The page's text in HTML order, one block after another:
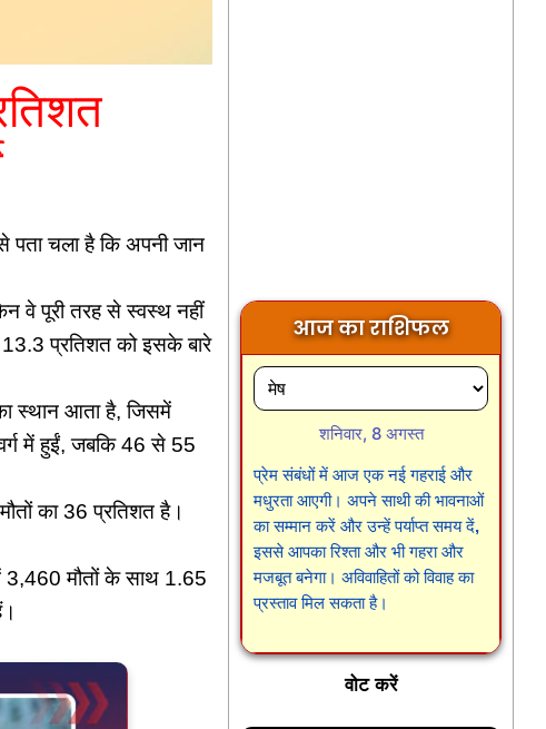
पता चला है कि अपनी जान
वे पूरी तरह से स्वस्थ नहीं
13.3 प्रतिशत को इसके बारे
स्थान आता है, जिसमें
में हुईं, जबकि 46 से 55
का 36 प्रतिशत है।
3,460 मौतों के साथ 1.65
आज का राशिफल
शनिवार, 8 अगस्त
प्रेम संबंधों में आज एक नई गहराई और
मधुरता आएगी। अपने साथी की भावनाओं
का सम्मान करें और उन्हें पर्याप्त समय दें,
इससे आपका रिश्ता और भी गहरा और
मजबूत बनेगा। अविवाहितों को विवाह का
प्रस्ताव मिल सकता है।
वोट करें